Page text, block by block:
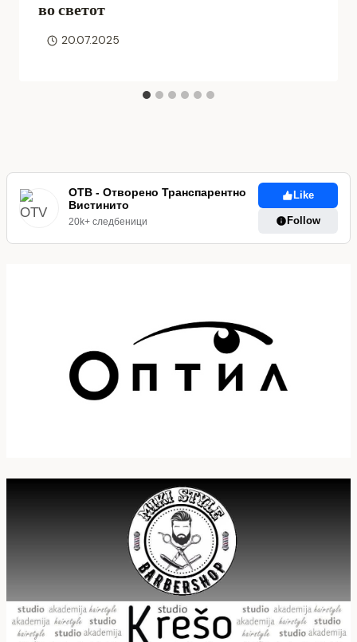
во светот
20.07.2025
ОТВ - Отворено Транспарентно
Вистинито
20k+ следбеници
Like
Follow